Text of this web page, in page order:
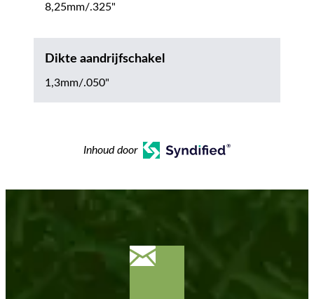
8,25mm/.325"
Dikte aandrijfschakel
1,3mm/.050"
Inhoud door